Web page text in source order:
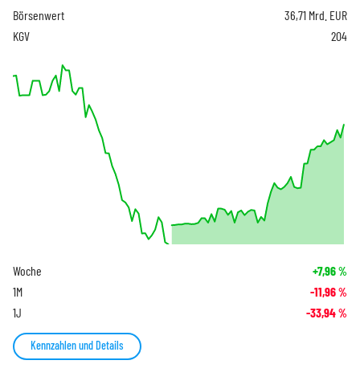
Börsenwert
36,71 Mrd. EUR
KGV
204
Woche +7,96%
1M -11,96%
1J -33,94%
Kennzahlen und Details